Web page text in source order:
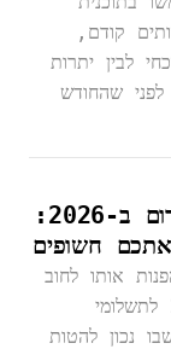
קודם,
לבין יתרות
שהחודש
לסגור חוב או לבנות קודם קרן חירום ב-2026:
חשופים
אותו לחוב
או לחיסכון? הנה מסגרת מעשית ל-2026 לתשלומי
נכון להטות